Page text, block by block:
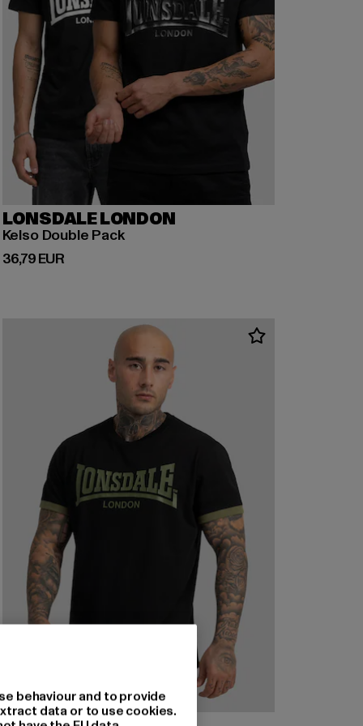
LONSDALE LONDON
Kelso Double Pack
36,79 EUR
Derzeitiger Preis: 36,79 EUR
behaviour and to provide
data or to use cookies.